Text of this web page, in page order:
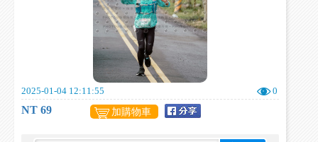
2025-01-04 12:11:55 0
NT 69 加購物車